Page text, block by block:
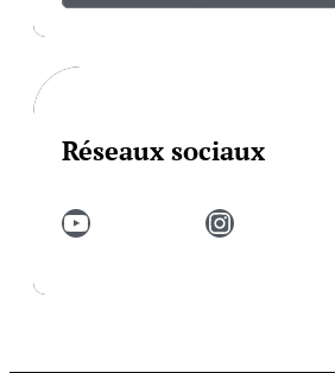
Réseaux sociaux
YouTube Instagram